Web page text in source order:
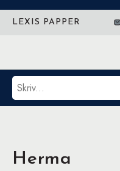
LEXIS PAPPER
Sök
Herma